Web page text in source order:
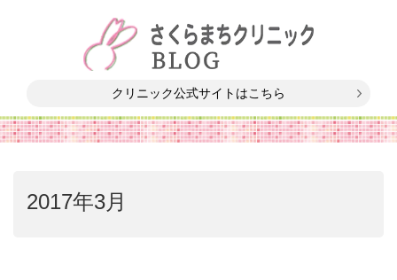
クリニック公式サイトはこちら
2017年3月